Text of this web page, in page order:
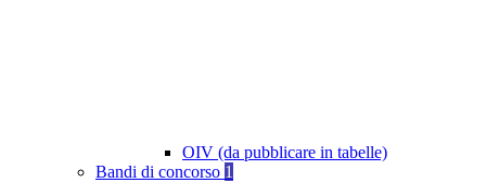
OIV (da pubblicare in tabelle)
Bandi di concorso 1